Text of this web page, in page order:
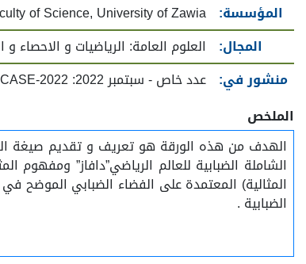
المؤسسة: of Science, University of Zawia
المجال:
العلوم العامة: الرياضيات و الاحصاء و
منشور في: عدد خاص - سبتمبر 2022: LICASE-2022
الملخص
الهدف من هذه الورقة هو تعريف و تقديم صيغة
الضبابية .